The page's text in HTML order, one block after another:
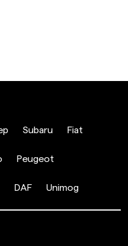
Subaru Fiat
Peugeot
DAF Unimog